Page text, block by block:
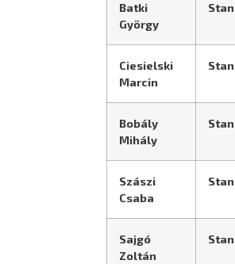
Batki
György
Ciesielski
Marcin
Bobály
Mihály
Szászi
Csaba
Sajgó
Zoltán